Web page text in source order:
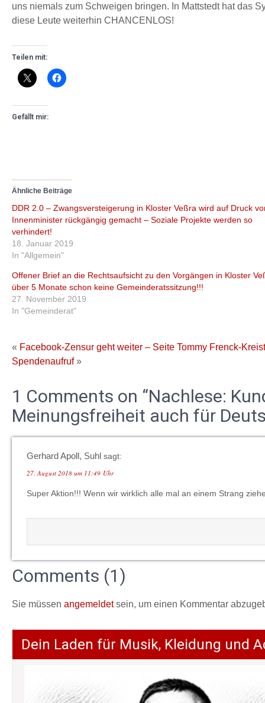
uns niemals zum Schweigen bringen. In Mattstedt hat das
diese Leute weiterhin CHANCENLOS!
Teilen mit:
Gefällt mir:
Ähnliche Beiträge
DDR 2.0 – Zwangsversteigerung in Kloster Veßra wird auf Druck
Innenminister rückgängig gemacht – Soziale Projekte werden so
verhindert!
18. Januar 2019
In "Allgemein"
Offener Brief an die Rechtsaufsicht zu den Vorgängen in Kloster
über 5 Monate schon keine Gemeinderatssitzung!!!
27. November 2019
In "Gemeinderat"
« Facebook-Zensur geht weiter – Seite Tommy Frenck-
Spendenaufruf»
1 Comments on “Nachlese:
Meinungsfreiheit auch für
Gerhard Apoll, Suhl sagt:
27. August 2018 um 11:49 Uhr
Super Aktion!!! Wenn wir wirklich alle mal an einem Strang
Comments (1)
Sie müssen angemeldetsein, um einen Kommentar
Dein Laden für Musik, Kleidung und